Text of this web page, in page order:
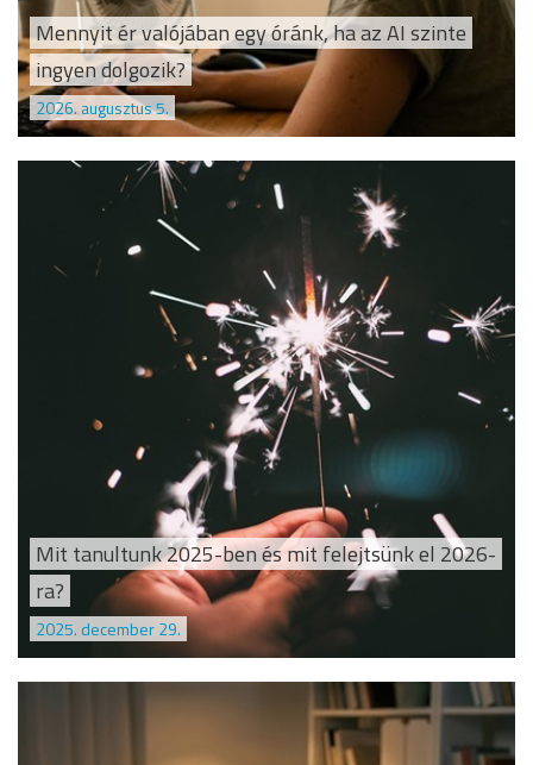
Mennyit ér valójában egy óránk, ha az AI szinte
ingyen dolgozik?
2026. augusztus 5.
Mit tanultunk 2025-ben és mit felejtsünk el 2026-
ra?
2025. december 29.